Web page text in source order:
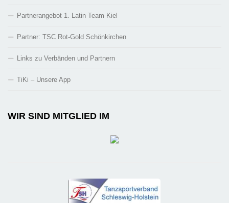
Partnerangebot 1. Latin Team Kiel
Partner: TSC Rot-Gold Schönkirchen
Links zu Verbänden und Partnern
TiKi – Unsere App
WIR SIND MITGLIED IM